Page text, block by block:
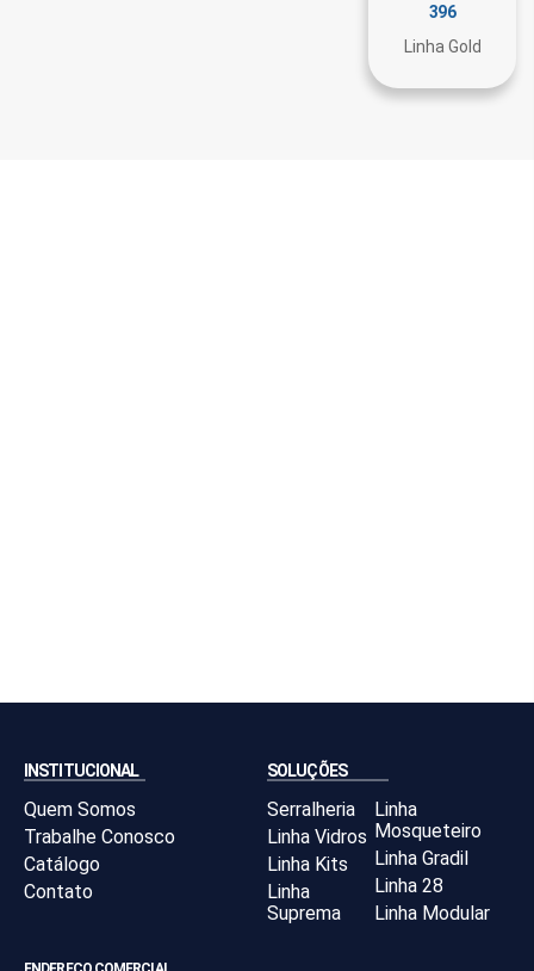
396
Linha Gold
INSTITUCIONAL
Quem Somos
Trabalhe Conosco
Catálogo
Contato
SOLUÇÕES
Serralheria
Linha Vidros
Linha Kits
Linha
Suprema
Linha
Mosqueteiro
Linha Gradil
Linha 28
Linha Modular